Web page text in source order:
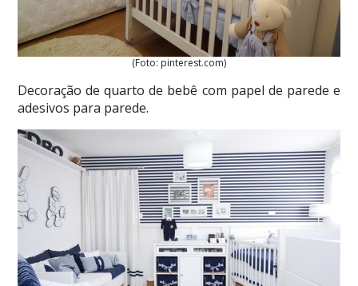
(Foto: pinterest.com)
Decoração de quarto de bebê com papel de parede e
adesivos para parede.